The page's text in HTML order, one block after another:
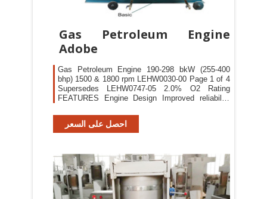
Gas Petroleum Engine
Adobe
Gas Petroleum Engine 190-298 bkW (255-400
bhp) 1500 & 1800 rpm LEHW0030-00 Page 1 of 4
Supersedes LEHW0747-05 2.0% O2 Rating
FEATURES Engine Design Improved reliability
gaseous fuels Robust diesel strength design
prolongs life and lowers owning and operating
احصل على السعر